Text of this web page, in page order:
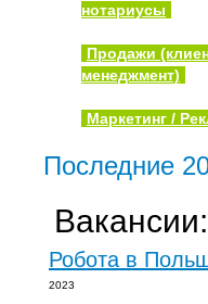
нотариусы
Продажи
менеджмент)
Маркетинг /
Последние
Вакансии:
Робота в
2023